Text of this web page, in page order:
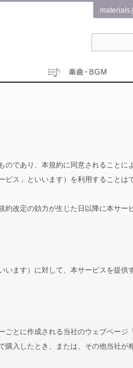
materials
であり、本規約に同意されることに
ス」といいます）を利用することは
改定の効力が生じた日以降に本サー
ます）に対して、本サービスを提供
とに作成される当社のウェブページ
入したとき、または、その他当社が